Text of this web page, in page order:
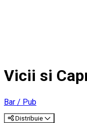
Vicii si
Bar / Pub
Distribuie